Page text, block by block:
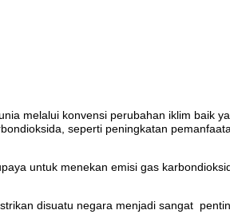
melalui konvensi perubahan iklim baik
seperti peningkatan
untuk menekan emisi gas
disuatu negara menjadi sangat